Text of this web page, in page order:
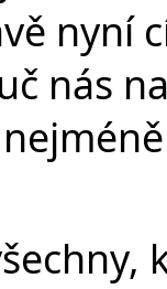
nyní
nás